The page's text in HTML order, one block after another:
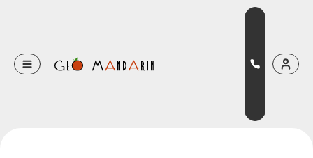
Оставьте свои данные
Наш менеджер скоро свяжется с вами